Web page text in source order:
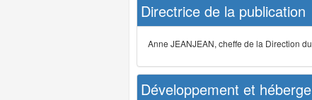
Directrice de la publication
Anne JEANJEAN, cheffe de la Direction
Développement et